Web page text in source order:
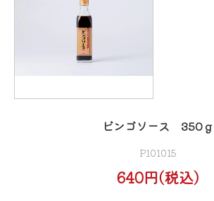
ビンゴソース 350ｇ
P101015
640円(税込)